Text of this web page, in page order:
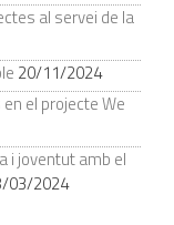
al servei de la
20/11/2024
el projecte We
i joventut amb el
03/2024